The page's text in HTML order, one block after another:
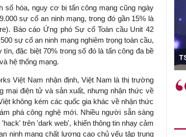
số hóa, nguy cơ bị tấn công mạng cũng ngày
sự cố an ninh mạng, trong đó gần 15% là
Báo cáo Ứng phó Sự cố Toàn cầu Unit 42
sự cố an ninh mạng nghiêm trọng toàn cầu,
đặc biệt 70% trong số đó là tấn công đa bề
hệ thống mạng.
Việt Nam nhận định, Việt Nam là thị trường
mại điện tử và sản xuất, nhưng nhận thức về
không kém các quốc gia khác về nhận thức
phá công nghệ mới. Nhiều người sẵn sàng
trên 'dark web', khiến thông tin nhạy cảm
ninh mạng chất lượng cao chủ yếu tập trung
tế
tăng
Việc sử dụng hiệu quả chính
sách tài khóa không chỉ mang ý
nghĩa hỗ trợ ngắn hạn mà còn
đóng vai trò tạo nền tảng cho
tăng trưởng bền vững dài hạn.